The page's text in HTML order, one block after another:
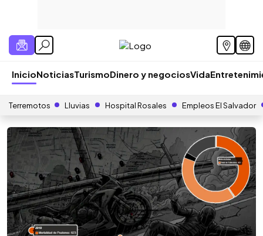
InicioNoticiasTurismoDinero y negociosVida
Terremotos Lluvias Hospital Rosales Empleos El Salvador